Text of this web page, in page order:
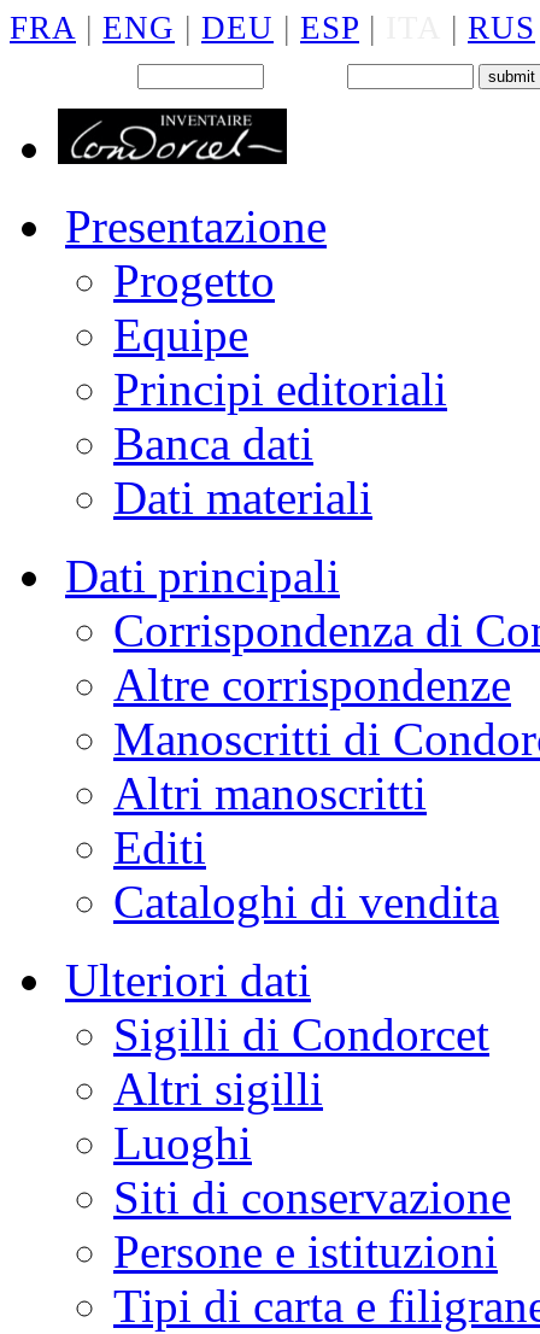
FRA | ENG | DEU | ESP | | RUS
Presentazione
Progetto
Equipe
Principi editoriali
Banca dati
Dati materiali
Dati principali
Corrispondenza di
Altre corrispondenze
Manoscritti di
Altri manoscritti
Editi
Cataloghi di vendita
Ulteriori dati
Sigilli di Condorcet
Altri sigilli
Luoghi
Siti di conservazione
Persone e istituzioni
Tipi di carta e